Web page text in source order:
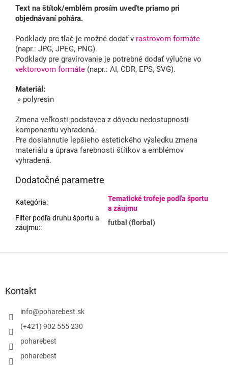
Text na štítok/emblém prosím uveďte priamo pri
objednávaní pohára.
Podklady pre tlač je možné dodať v rastrovom formáte
(napr.: JPG, JPEG, PNG).
Podklady pre gravírovanie je potrebné dodať výlučne vo
vektorovom formáte (napr.: AI, CDR, EPS, SVG).
Materiál:
» polyresin
Zmena veľkosti podstavca z dôvodu nedostupnosti
komponentu vyhradená.
Pre dosiahnutie lepšieho estetického výsledku zmena
materiálu a úprava farebnosti štítkov a emblémov
vyhradená.
Dodatočné parametre
Kategória:
Tematické trofeje podľa športu
a záujmu
Filter podľa druhu športu a
záujmu::
futbal (florbal)
Kontakt
info@poharebest.sk
(+421) 902 555 230
poharebest
poharebest